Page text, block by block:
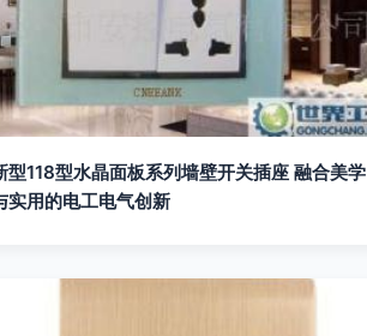
型118型水晶面板系列墙壁开关插座 融合美学
实用的电工电气创新